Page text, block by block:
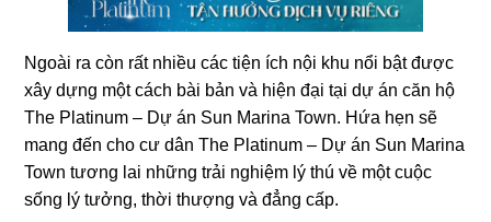
Ngoài ra còn rất nhiều các tiện ích nội khu nổi bật được
xây dựng một cách bài bản và hiện đại tại dự án căn hộ
The Platinum – Dự án Sun Marina Town. Hứa hẹn sẽ
mang đến cho cư dân The Platinum – Dự án Sun Marina
Town tương lai những trải nghiệm lý thú về một cuộc
sống lý tưởng, thời thượng và đẳng cấp.